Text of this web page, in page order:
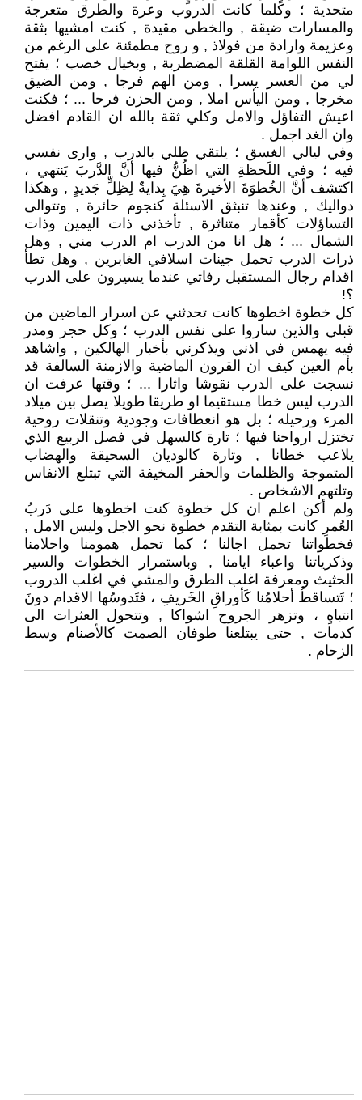
متحدية ؛ وكلما كانت الدروب وعرة والطرق متعرجة
والمسارات ضيقة , والخطى مقيدة , كنت امشيها بثقة
وعزيمة وارادة من فولاذ , و روح مطمئنة على الرغم من
النفس اللوامة القلقة المضطربة , وبخيال خصب ؛ يفتح
لي من العسر يسرا , ومن الهم فرجا , ومن الضيق
مخرجا , ومن اليأس املا , ومن الحزن فرحا ... ؛ فكنت
اعيش التفاؤل والامل وكلي ثقة بالله ان القادم افضل
وان الغد اجمل .
وفي ليالي الغسق ؛ يلتقي ظلي بالدرب , وارى نفسي
فيه ؛ وفي اللَحظةِ التي اظُنُّ فيها أنَّ الدَّربَ يَنتهي ،
اكتشف أنَّ الخُطوَةَ الأخيرةَ هِيَ بِدايةٌ لِظِلٍّ جَديدٍ , وهكذا
دواليك , وعندها تنبثق الاسئلة كنجوم حائرة , وتتوالى
التساؤلات كأقمار متناثرة , تأخذني ذات اليمين وذات
الشمال ... ؛ هل انا من الدرب ام الدرب مني , وهل
ذرات الدرب تحمل جينات اسلافي الغابرين , وهل تطأ
اقدام رجال المستقبل رفاتي عندما يسيرون على الدرب
؟!
كل خطوة اخطوها كانت تحدثني عن اسرار الماضين من
قبلي والذين ساروا على نفس الدرب ؛ وكل حجر ومدر
فيه يهمس في اذني ويذكرني بأخبار الهالكين , واشاهد
بأم العين كيف ان القرون الماضية والازمنة السالفة قد
نسجت على الدرب نقوشا واثارا ... ؛ وقتها عرفت ان
الدرب ليس خطا مستقيما او طريقا طويلا يصل بين ميلاد
المرء ورحيله ؛ بل هو انعطافات وجودية وتنقلات روحية
تختزل ارواحنا فيها ؛ تارة كالسهل في فصل الربيع الذي
يلاعب خطانا , وتارة كالوديان السحيقة والهضاب
المتموجة والظلمات والحفر المخيفة التي تبتلع الانفاس
وتلتهم الاشخاص .
ولم أكن اعلم ان كل خطوة كنت اخطوها على دَربُ
العُمرِ كانت بمثابة التقدم خطوة نحو الاجل وليس الامل ,
فخطواتنا تحمل اجالنا ؛ كما تحمل همومنا واحلامنا
وذكرياتنا واعباء ايامنا , وباستمرار الخطوات والسير
الحثيث ومعرفة اغلب الطرق والمشي في اغلب الدروب
؛ تَتساقطُ أحلامُنا كَأوراقِ الخَريفِ ، فتَدوسُها الاقدام دونَ
انتباهٍ ، وتزهر الجروح اشواكا , وتتحول العثرات الى
كدمات , حتى يبتلعنا طوفان الصمت كالأصنام وسط
الزحام .